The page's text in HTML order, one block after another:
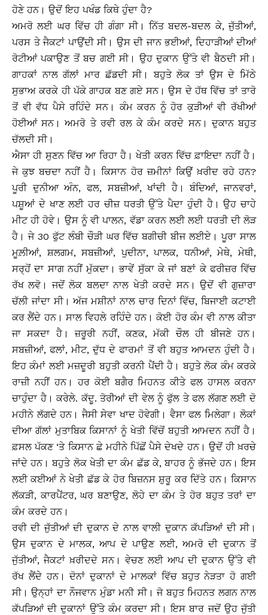
ਹੋਣੇ ਹਨ। ਉਦੋਂ ਇਹ ਪਖੰਡ ਕਿਥੇ ਹੁੰਦਾ ਹੈ?
ਅਮਰੋ ਲਈ ਘਰ ਵਿੱਚ ਹੀ ਗੰਗਾ ਸੀ। ਨਿੱਤ ਬਦਲ-ਬਦਲ ਕੇ, ਜੁੱਤੀਆਂ,
ਪਰਸ ਤੇ ਜੈਕਟਾਂ ਪਾਉਂਦੀ ਸੀ। ਉਸ ਦੀ ਜਾਨ ਭਈਆਂ, ਦਿਹਾੜੀਆਂ ਦੀਆਂ
ਰੋਟੀਆਂ ਪਕਾਉਣ ਤੋਂ ਬਚ ਗਈ ਸੀ। ਉਹ ਦੁਕਾਨ ਉੱਤੇ ਵੀ ਬੈਠਦੀ ਸੀ।
ਗਾਹਕਾਂ ਨਾਲ ਗੱਲਾਂ ਮਾਰ ਛੱਡਦੀ ਸੀ। ਬਹੁਤੇ ਲੋਕ ਤਾਂ ਉਸ ਦੇ ਮਿੱਠੇ
ਸੁਭਾਅ ਕਰਕੇ ਹੀ ਪੱਕੇ ਗਾਹਕ ਬਣ ਗਏ ਸਨ। ਉਸ ਦੇ ਹੱਥ ਵਿੱਚ ਤਾਂ ਤਾਰੋ
ਤੋਂ ਵੀ ਵੱਧ ਪੈਸੇ ਰਹਿੰਦੇ ਸਨ। ਕੰਮ ਕਰਨ ਨੂੰ ਹੋਰ ਕੁੜੀਆਂ ਵੀ ਰੱਖੀਆਂ
ਹੋਈਆਂ ਸਨ। ਅਮਰੋ ਤੇ ਰਵੀ ਰਲ ਕੇ ਕੰਮ ਕਰਦੇ ਸਨ। ਦੁਕਾਨ ਬਹੁਤ
ਚੱਲਦੀ ਸੀ।
ਐਸਾ ਹੀ ਸੁਣਨ ਵਿੱਚ ਆ ਰਿਹਾ ਹੈ। ਖੇਤੀ ਕਰਨ ਵਿੱਚ ਫ਼ਾਇਦਾ ਨਹੀਂ ਹੈ।
ਜੇ ਕੁਝ ਬਚਦਾ ਨਹੀਂ ਹੈ। ਕਿਸਾਨ ਹੋਰ ਜ਼ਮੀਨਾਂ ਕਿਉਂ ਖ਼ਰੀਦ ਰਹੇ ਹਨ?
ਪੂਰੀ ਦੁਨੀਆ ਅੰਨ, ਫਲ, ਸਬਜ਼ੀਆਂ, ਖਾਂਦੀ ਹੈ। ਬੰਦਿਆਂ, ਜਾਨਵਰਾਂ,
ਪਸ਼ੂਆਂ ਦੇ ਖਾਣ ਲਈ ਹਰ ਚੀਜ਼ ਧਰਤੀ ਉੱਤੇ ਪੈਦਾ ਹੁੰਦੀ ਹੈ। ਉਹ ਚਾਹੇ
ਮੀਟ ਹੀ ਹੋਵੇ। ਉਸ ਨੂੰ ਵੀ ਪਾਲਨ, ਵੱਡਾ ਕਰਨ ਲਈ ਲਈ ਧਰਤੀ ਦੀ ਲੋੜ
ਹੈ। ਜੇ 30 ਫੁੱਟ ਲੰਬੀ ਚੌੜੀ ਘਰ ਵਿੱਚ ਬਗੀਚੀ ਬੀਜ ਲਈਏ। ਪੂਰਾ ਸਾਲ
ਮੂਲ਼ੀਆਂ, ਸ਼ਲਗਮ, ਸਬਜ਼ੀਆਂ, ਪੁਦੀਨਾ, ਪਾਲਕ, ਧਨੀਆਂ, ਮੇਥੇ, ਮੇਥੀ,
ਸਰ੍ਹੋਂ ਦਾ ਸਾਗ ਨਹੀਂ ਮੁੱਕਦਾ। ਭਾਵੇਂ ਸੁੱਕਾ ਕੇ ਜਾਂ ਬਣਾਂ ਕੇ ਫਰੀਜ਼ਰ ਵਿੱਚ
ਰੱਖ ਲਵੋ। ਜਦੋਂ ਲੋਕ ਬਲਦਾ ਨਾਲ ਖੇਤੀ ਕਰਦੇ ਸਨ। ਉਦੋਂ ਵੀ ਗੁਜ਼ਾਰਾ
ਚੱਲੀ ਜਾਂਦਾ ਸੀ। ਅੱਜ ਮਸ਼ੀਨਾਂ ਨਾਲ ਚਾਰ ਦਿਨਾਂ ਵਿੱਚ, ਬਿਜਾਈ ਕਟਾਈ
ਕਰ ਲੈਂਦੇ ਹਨ। ਸਾਲ ਵਿਹਲੇ ਰਹਿੰਦੇ ਹਨ। ਕੋਈ ਹੋਰ ਕੰਮ ਵੀ ਨਾਲ ਕੀਤਾ
ਜਾ ਸਕਦਾ ਹੈ। ਜ਼ਰੂਰੀ ਨਹੀਂ, ਕਣਕ, ਮੱਕੀ ਚੌਲ ਹੀ ਬੀਜਣੇ ਹਨ।
ਸਬਜ਼ੀਆਂ, ਫਲਾਂ, ਮੀਟ, ਦੁੱਧ ਦੇ ਫਾਰਮਾਂ ਤੋਂ ਵੀ ਬਹੁਤ ਆਮਦਨ ਹੁੰਦੀ ਹੈ।
ਇਹ ਕੰਮਾਂ ਲਈ ਮਜ਼ਦੂਰੀ ਬਹੁਤੀ ਕਰਨੀ ਪੈਂਦੀ ਹੈ। ਬਹੁਤੇ ਲੋਕ ਕੰਮ ਕਰਕੇ
ਰਾਜ਼ੀ ਨਹੀਂ ਹਨ। ਹਰ ਕੋਈ ਬਗੈਰ ਮਿਹਨਤ ਕੀਤੇ ਫਲ ਹਾਸਲ ਕਰਨਾ
ਚਾਹੁੰਦਾ ਹੈ। ਕਰੇਲੇ. ਕੱਦੂ. ਤੋਰੀਆਂ ਦੀ ਵੇਲ ਨੂੰ ਫੁੱਲ ਤੇ ਫਲ ਲੱਗਣ ਲਈ ਦੋ
ਮਹੀਨੇ ਲੱਗਦੇ ਹਨ। ਜੈਸੀ ਸੇਵਾ ਖਾਦ ਹੋਵੇਗੀ। ਵੈਸਾ ਫਲ ਮਿਲੇਗਾ। ਲੋਕਾਂ
ਦੀਆ ਗੱਲਾਂ ਮੁਤਾਬਿਕ ਕਿਸਾਨਾਂ ਨੂੰ ਖੇਤੀ ਵਿੱਚੋਂ ਬਹੁਤੀ ਆਮਦਨ ਨਹੀਂ ਹੈ।
ਫ਼ਸਲ ਪੱਕਣ ‘ਤੇ ਕਿਸਾਨ ਛੇ ਮਹੀਨੇ ਪਿੱਛੋਂ ਪੈਸੇ ਦੇਖਦੇ ਹਨ। ਉਦੋਂ ਹੀ ਖ਼ਰਚੇ
ਜਾਂਦੇ ਹਨ। ਬਹੁਤੇ ਲੋਕ ਖੇਤੀ ਦਾ ਕੰਮ ਛੱਡ ਕੇ, ਬਾਹਰ ਨੂੰ ਭੱਜਦੇ ਹਨ। ਇਸ
ਲਈ ਕਈਆਂ ਨੇ ਖੇਤੀ ਛੱਡ ਕੇ ਹੋਰ ਬਿਜ਼ਨਸ ਸ਼ੁਰੂ ਕਰ ਦਿੱਤੇ ਹਨ। ਕਿਸਾਨ
ਲੱਕੜੀ, ਕਾਰਪੈਂਟਰ, ਘਰ ਬਣਾਉਣ, ਲੋਹੇ ਦਾ ਕੰਮ ਤੇ ਹੋਰ ਬਹੁਤ ਤਰਾਂ ਦਾ
ਕੰਮ ਕਰਦੇ ਹਨ।
ਰਵੀ ਦੀ ਜੁੱਤੀਆਂ ਦੀ ਦੁਕਾਨ ਦੇ ਨਾਲ ਵਾਲੀ ਦੁਕਾਨ ਕੱਪੜਿਆਂ ਦੀ ਸੀ।
ਉਸ ਦੁਕਾਨ ਦੇ ਮਾਲਕ, ਆਪ ਦੇ ਪਾਉਣ ਲਈ, ਅਮਰੋ ਦੀ ਦੁਕਾਨ ਤੋਂ
ਜੁੱਤੀਆਂ, ਜੈਕਟਾਂ ਖ਼ਰੀਦਦੇ ਸਨ। ਵੇਚਣ ਲਈ ਆਪ ਦੀ ਦੁਕਾਨ ਉੱਤੇ ਵੀ
ਰੱਖ ਲੈਂਦੇ ਹਨ। ਦੋਨਾਂ ਦੁਕਾਨਾਂ ਦੇ ਮਾਲਕਾਂ ਵਿੱਚ ਬਹੁਤ ਨੇੜਤਾ ਹੋ ਗਈ
ਸੀ। ਉਨ੍ਹਾਂ ਦਾ ਨੌਜਵਾਨ ਮੁੰਡਾ ਮਨੀ ਸੀ। ਜੋ ਬਹੁਤ ਮਿਹਨਤ ਲਗਨ ਨਾਲ
ਕੱਪੜਿਆਂ ਦੀ ਦੁਕਾਨਾਂ ਉੱਤੇ ਕੰਮ ਕਰਦਾ ਸੀ। ਇਸ ਬਾਰ ਜਦੋਂ ਉਹ ਜੁੱਤੀ